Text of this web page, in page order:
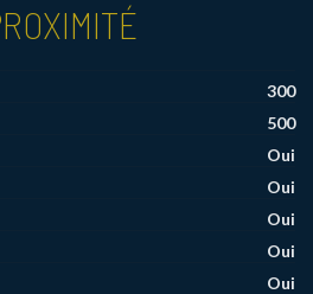
300
500
Oui
Oui
Oui
Oui
Oui